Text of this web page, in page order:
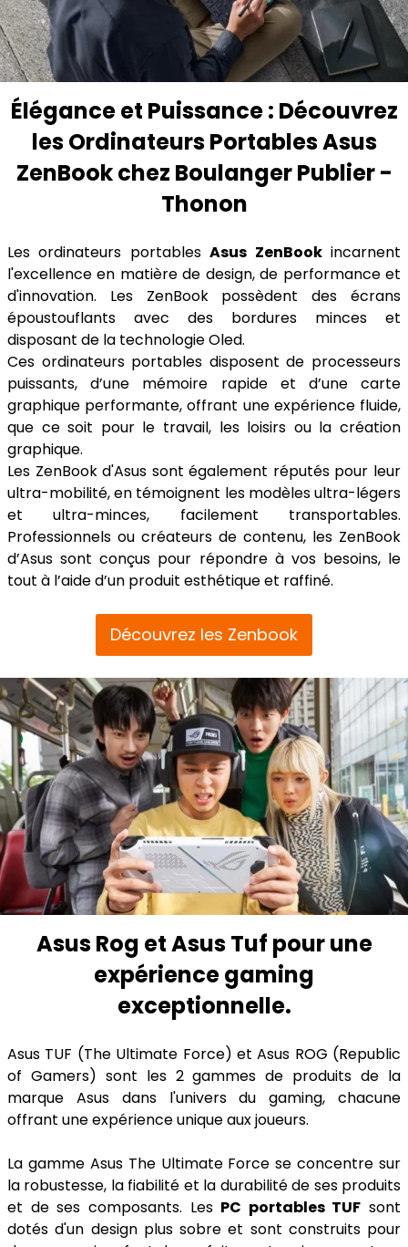
Élégance et Puissance : Découvrez
les Ordinateurs Portables Asus
ZenBook chez Boulanger Publier -
Thonon
Les ordinateurs portablesAsus ZenBookincarnent
l'excellence en matière de design, de performance et
d'innovation. Les ZenBook possèdent des écrans
époustouflants avec des bordures minces et
disposant de la technologie Oled.
Ces ordinateurs portables disposent de processeurs
puissants, d’une mémoire rapide et d’une carte
graphique performante, offrant une expérience fluide,
que ce soit pour le travail, les loisirs ou la création
graphique.
Les ZenBook d'Asus sont également réputés pour leur
ultra-mobilité, en témoignent les modèles ultra-légers
et ultra-minces, facilement transportables.
Professionnels ou créateurs de contenu, les ZenBook
d’Asus sont conçus pour répondre à vos besoins, le
tout à l’aide d’un produit esthétique et raffiné.
Découvrez les Zenbook
Asus Rog et Asus Tuf pour une
expérience gaming
exceptionnelle.
Asus TUF (The Ultimate Force) et Asus ROG (Republic
of Gamers) sont les 2 gammes de produits de la
marque Asus dans l'univers du gaming, chacune
offrant une expérience unique aux joueurs.
La gamme Asus The Ultimate Force se concentre sur
la robustesse, la fiabilité et la durabilité de ses produits
et de ses composants. Les PC portables TUF sont
dotés d'un design plus sobre et sont construits pour